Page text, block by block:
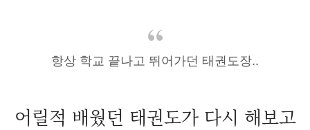
항상 학교 끝나고 뛰어가던 태권도장..
어릴적 배웠던 태권도가 다시 해보고